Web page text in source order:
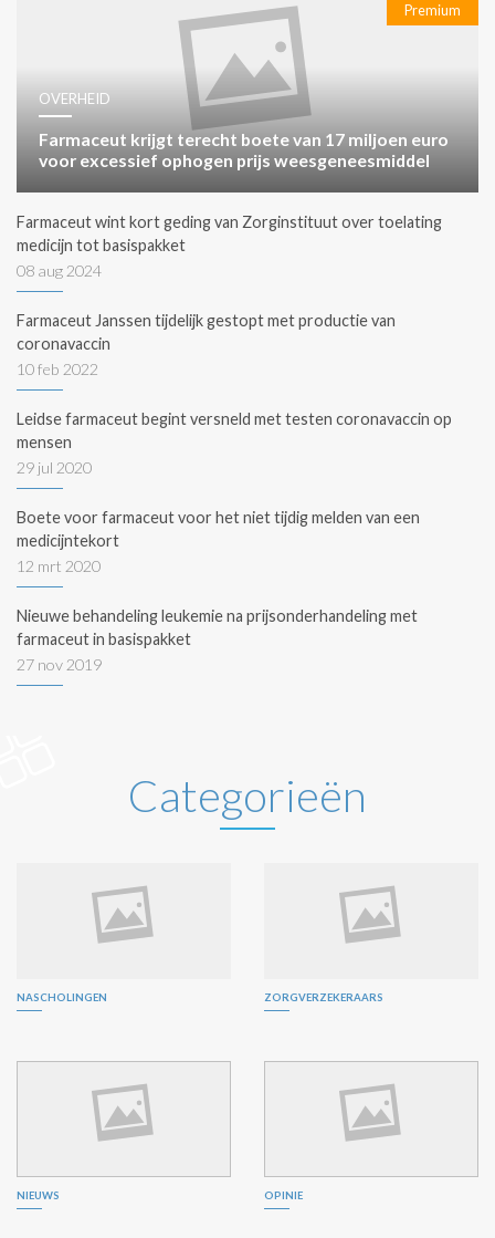
Premium
OVERHEID
Farmaceut krijgt terecht boete van 17 miljoen euro
voor excessief ophogen prijs weesgeneesmiddel
Farmaceut wint kort geding van Zorginstituut over toelating
medicijn tot basispakket
08 aug 2024
Farmaceut Janssen tijdelijk gestopt met productie van
coronavaccin
10 feb 2022
Leidse farmaceut begint versneld met testen coronavaccin op
mensen
29 jul 2020
Boete voor farmaceut voor het niet tijdig melden van een
medicijntekort
12 mrt 2020
Nieuwe behandeling leukemie na prijsonderhandeling met
farmaceut in basispakket
27 nov 2019
Categorieën
NASCHOLINGEN ZORGVERZEKERAARS
NIEUWS OPINIE